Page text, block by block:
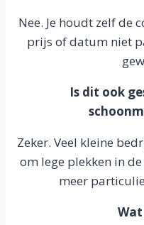
Nee. Je houdt zelf de
prijs of datum niet
Is dit ook
Zeker. Veel kleine
om lege plekken in
meer